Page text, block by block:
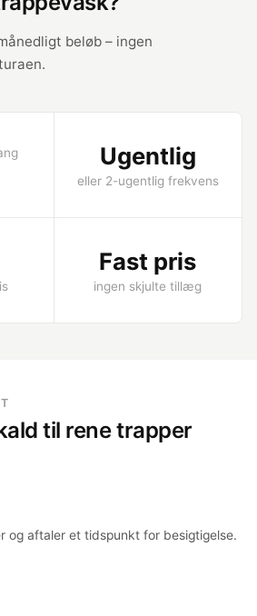
beløb – ingen
Ugentlig
eller 2-ugentlig frekvens
Fast pris
ingen skjulte tillæg
til rene trapper
og aftaler et tidspunkt for besigtigelse.